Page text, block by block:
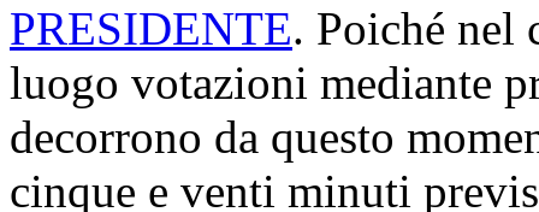
PRESIDENTE. Poiché nel
luogo votazioni mediante
decorrono da questo
cinque e venti minuti